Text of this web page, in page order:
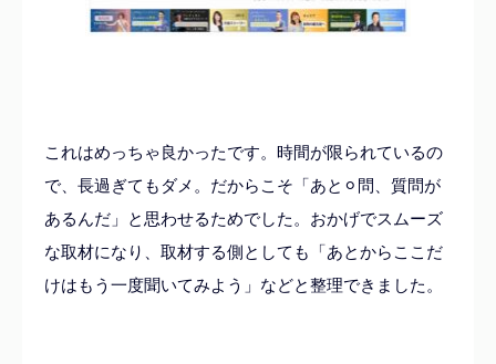
これはめっちゃ良かったです。時間が限られているの
で、長過ぎてもダメ。だからこそ「あと⚪︎問、質問が
あるんだ」と思わせるためでした。おかげでスムーズ
な取材になり、取材する側としても「あとからここだ
けはもう一度聞いてみよう」などと整理できました。